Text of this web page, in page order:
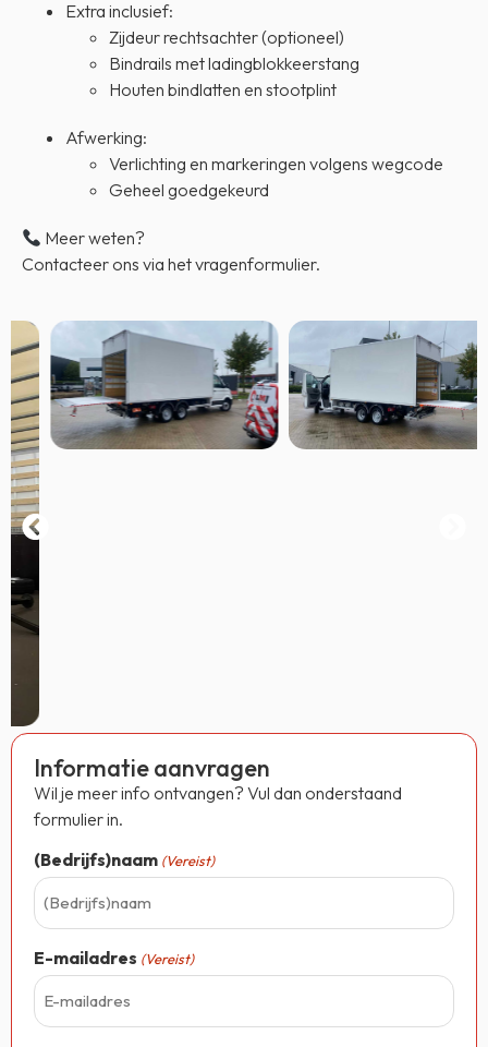
Informatie aanvragen
Wil je meer info ontvangen? Vul dan onderstaand
formulier in.
(Bedrijfs)naam (Vereist)
E-mailadres (Vereist)
Extra inclusief:
Zijdeur rechtsachter (optioneel)
Bindrails met ladingblokkeerstang
Houten bindlatten en stootplint
Afwerking:
Verlichting en markeringen volgens wegcode
Geheel goedgekeurd
Meer weten?
Contacteer ons via het vragenformulier.